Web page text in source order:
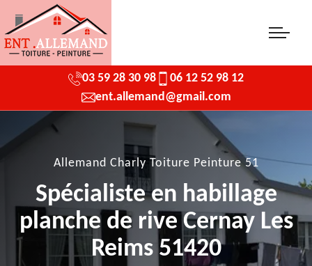
03 59 28 30 98
06 12 52 98 12
ent.allemand@gmail.com
Allemand Charly Toiture Peinture 51
Spécialiste en habillage
planche de rive Cernay Les
Reims 51420